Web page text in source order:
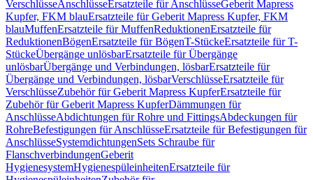
VerschlüsseAnschlüsseErsatzteile für AnschlüsseGeberit Mapress
Kupfer, FKM blauErsatzteile für Geberit Mapress Kupfer, FKM
blauMuffenErsatzteile für MuffenReduktionenErsatzteile für
ReduktionenBögenErsatzteile für BögenT-StückeErsatzteile für T-
StückeÜbergänge unlösbarErsatzteile für Übergänge
unlösbarÜbergänge und Verbindungen, lösbarErsatzteile für
Übergänge und Verbindungen, lösbarVerschlüsseErsatzteile für
VerschlüsseZubehör für Geberit Mapress KupferErsatzteile für
Zubehör für Geberit Mapress KupferDämmungen für
AnschlüsseAbdichtungen für Rohre und FittingsAbdeckungen für
RohreBefestigungen für AnschlüsseErsatzteile für Befestigungen für
AnschlüsseSystemdichtungenSets Schraube für
FlanschverbindungenGeberit
HygienesystemHygienespüleinheitenErsatzteile für